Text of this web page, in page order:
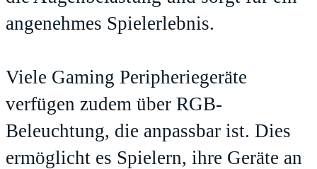
angenehmes Spielerlebnis.
Viele Gaming Peripheriegeräte
verfügen zudem über RGB-
Beleuchtung, die anpassbar ist. Dies
ermöglicht es Spielern, ihre Geräte an